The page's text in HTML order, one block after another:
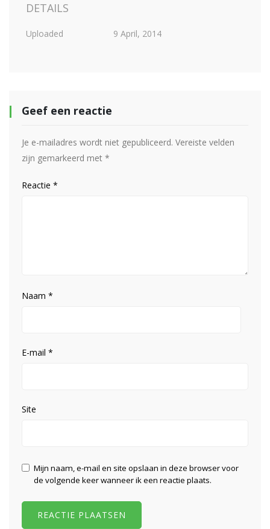
DETAILS
Uploaded 9 April, 2014
Geef een reactie
Je e-mailadres wordt niet gepubliceerd. Vereiste velden
zijn gemarkeerd met *
Reactie *
Naam *
E-mail *
Site
Mijn naam, e-mail en site opslaan in deze browser voor
de volgende keer wanneer ik een reactie plaats.